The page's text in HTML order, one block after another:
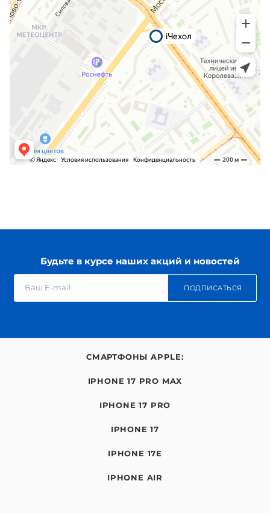
Будьте в курсе наших акций и новостей
ПОДПИСАТЬСЯ
СМАРТФОНЫ APPLE:
IPHONE 17 PRO MAX
IPHONE 17 PRO
IPHONE 17
IPHONE 17E
IPHONE AIR